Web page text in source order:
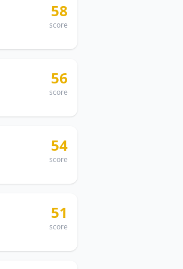
58
score
56
score
54
score
51
score